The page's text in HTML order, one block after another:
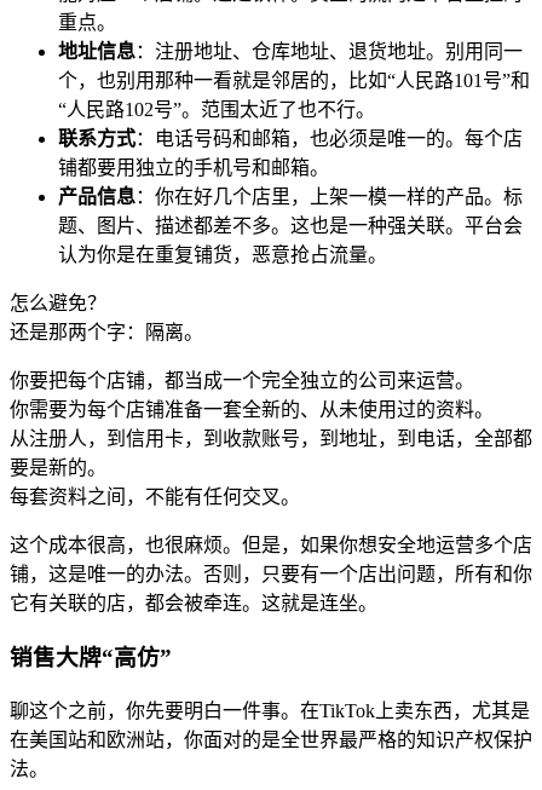
重点。
地址信息：注册地址、仓库地址、退货地址。别用同一
个，也别用那种一看就是邻居的，比如“人民路101号”和
“人民路102号”。范围太近了也不行。
联系方式：电话号码和邮箱，也必须是唯一的。每个店
铺都要用独立的手机号和邮箱。
产品信息：你在好几个店里，上架一模一样的产品。标
题、图片、描述都差不多。这也是一种强关联。平台会
认为你是在重复铺货，恶意抢占流量。
怎么避免？
还是那两个字：隔离。
你要把每个店铺，都当成一个完全独立的公司来运营。
你需要为每个店铺准备一套全新的、从未使用过的资料。
从注册人，到信用卡，到收款账号，到地址，到电话，全部都
要是新的。
每套资料之间，不能有任何交叉。
这个成本很高，也很麻烦。但是，如果你想安全地运营多个店
铺，这是唯一的办法。否则，只要有一个店出问题，所有和你
它有关联的店，都会被牵连。这就是连坐。
销售大牌“高仿”
聊这个之前，你先要明白一件事。在TikTok上卖东西，尤其是
在美国站和欧洲站，你面对的是全世界最严格的知识产权保护
法。